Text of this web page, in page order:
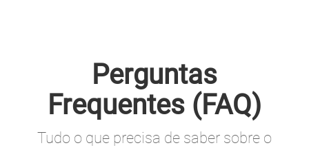
Perguntas
Frequentes (FAQ)
Tudo o que precisa de saber sobre o